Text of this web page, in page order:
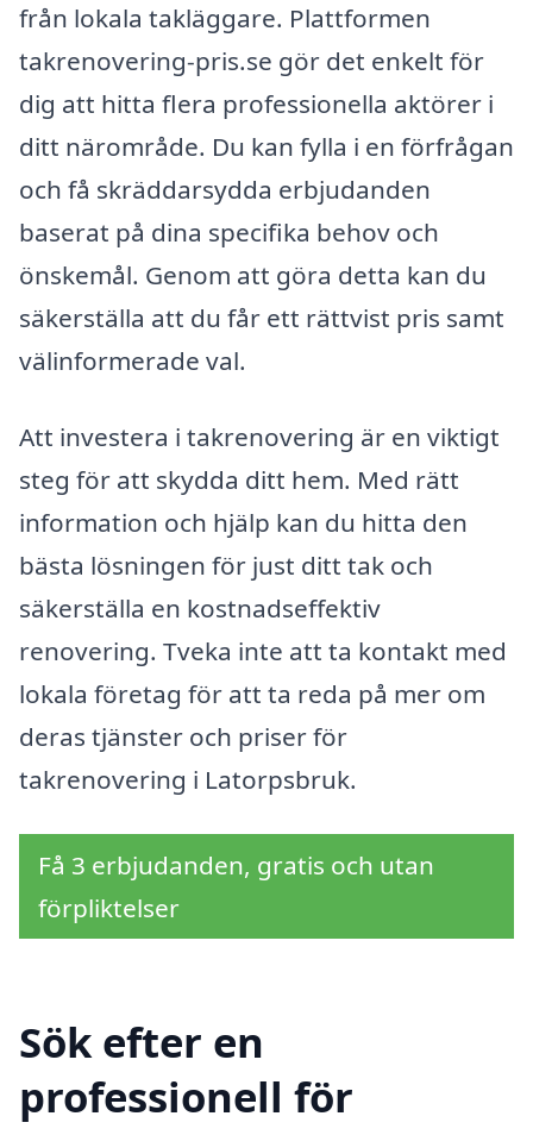
från lokala takläggare. Plattformen
takrenovering-pris.se gör det enkelt för
dig att hitta flera professionella aktörer i
ditt närområde. Du kan fylla i en förfrågan
och få skräddarsydda erbjudanden
baserat på dina specifika behov och
önskemål. Genom att göra detta kan du
säkerställa att du får ett rättvist pris samt
välinformerade val.
Att investera i takrenovering är en viktigt
steg för att skydda ditt hem. Med rätt
information och hjälp kan du hitta den
bästa lösningen för just ditt tak och
säkerställa en kostnadseffektiv
renovering. Tveka inte att ta kontakt med
lokala företag för att ta reda på mer om
deras tjänster och priser för
takrenovering i Latorpsbruk.
Få 3 erbjudanden, gratis och utan
förpliktelser
Sök efter en
professionell för